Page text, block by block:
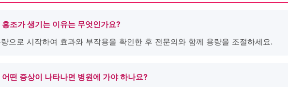
조가 생기는 이유는 무엇인가요?
으로 시작하여 효과와 부작용을 확인한 후 전문의와 함께 용량을 조절하세요.
떤 증상이 나타나면 병원에 가야 하나요?